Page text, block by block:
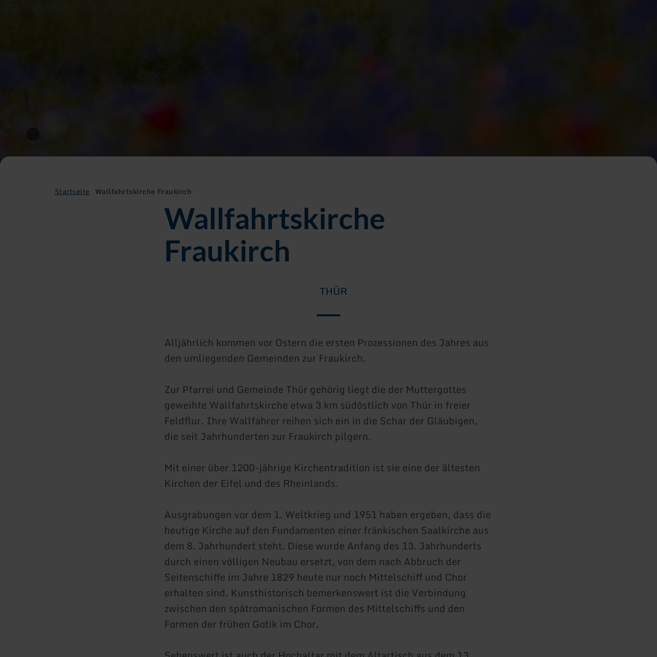
Startseite Wallfahrtskirche Fraukirch
Wallfahrtskirche
Fraukirch
THÜR
Alljährlich kommen vor Ostern die ersten Prozessionen des Jahres aus
den umliegenden Gemeinden zur Fraukirch.
Zur Pfarrei und Gemeinde Thür gehörig liegt die der Muttergottes
geweihte Wallfahrtskirche etwa 3 km südöstlich von Thür in freier
Feldflur. Ihre Wallfahrer reihen sich ein in die Schar der Gläubigen,
die seit Jahrhunderten zur Fraukirch pilgern.
Mit einer über 1200-jährige Kirchentradition ist sie eine der ältesten
Kirchen der Eifel und des Rheinlands.
Ausgrabungen vor dem 1. Weltkrieg und 1951 haben ergeben, dass die
heutige Kirche auf den Fundamenten einer fränkischen Saalkirche aus
dem 8. Jahrhundert steht. Diese wurde Anfang des 13. Jahrhunderts
durch einen völligen Neubau ersetzt, von dem nach Abbruch der
Seitenschiffe im Jahre 1829 heute nur noch Mittelschiff und Chor
erhalten sind. Kunsthistorisch bemerkenswert ist die Verbindung
zwischen den spätromanischen Formen des Mittelschiffs und den
Formen der frühen Gotik im Chor.